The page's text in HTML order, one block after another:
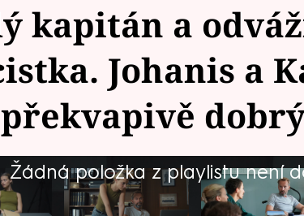
kapitán a
Johanis a
Žádná položka z playlistu není